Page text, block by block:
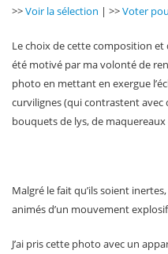
>>Voir la sélection | >>Voter
Le choix de cette composition et
été motivé par ma volonté de
photo en mettant en exergue
curvilignes (qui contrastent avec
bouquets de lys, de
Malgré le fait qu’ils soient
animés d’un mouvement
J’ai pris cette photo avec un